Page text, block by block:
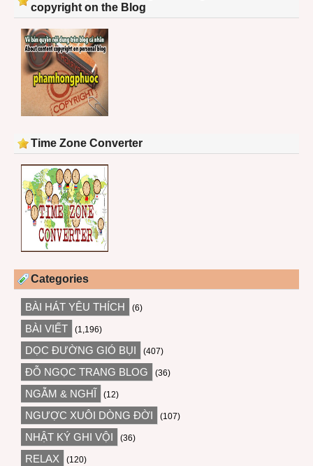
copyright on the Blog
Time Zone Converter
Categories
BÀI HÁT YÊU THÍCH (6)
BÀI VIẾT (1,196)
DỌC ĐƯỜNG GIÓ BỤI (407)
ĐỖ NGỌC TRANG BLOG (36)
NGẪM & NGHĨ (12)
NGƯỢC XUÔI DÒNG ĐỜI (107)
NHẬT KÝ GHI VỘI (36)
RELAX (120)